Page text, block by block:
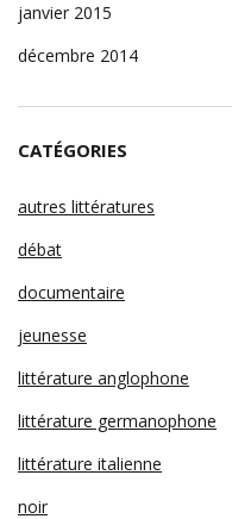
janvier 2015
décembre 2014
CATÉGORIES
autres littératures
débat
documentaire
jeunesse
littérature anglophone
littérature germanophone
littérature italienne
noir